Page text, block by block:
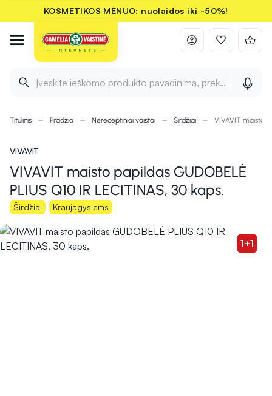
KOSMETIKOS MĖNUO: nuolaidos iki -50%!
Įveskite ieškomo produkto pavadinimą, prekės ženklą ir
Titulinis Pradžia Nereceptiniai vaistai Širdžiai VIVAVIT maisto
VIVAVIT
VIVAVIT maisto papildas GUDOBELĖ
PLIUS Q10 IR LECITINAS, 30 kaps.
Širdžiai Kraujagyslėms
1+1